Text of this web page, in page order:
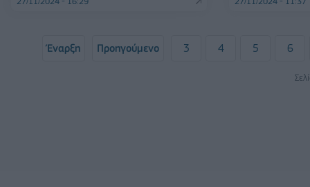
Έναρξη Προηγούμενο 3 4 5 6